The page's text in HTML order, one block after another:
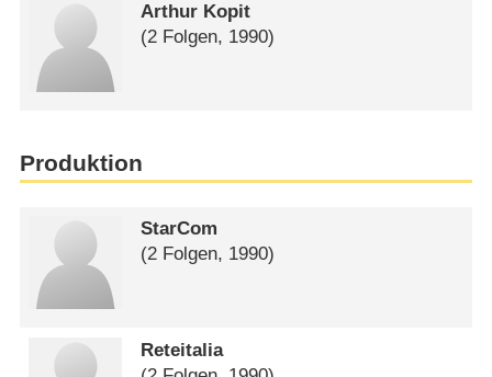
Arthur Kopit
(2 Folgen, 1990)
Produktion
StarCom
(2 Folgen, 1990)
Reteitalia